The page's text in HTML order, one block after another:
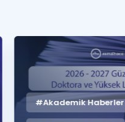
#Akademik Haberler